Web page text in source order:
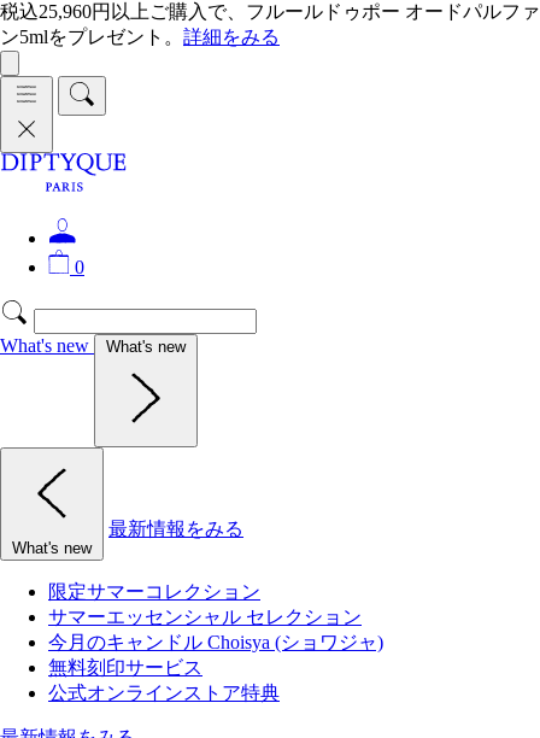
税込25,960円以上ご購入で、フルールドゥポー オードパルファ
ン5mlをプレゼント。 詳細をみる
0
What's new What's new
What's new
最新情報をみる
限定サマーコレクション
サマーエッセンシャル セレクション
今月のキャンドル Choisya (ショワジャ)
無料刻印サービス
公式オンラインストア特典